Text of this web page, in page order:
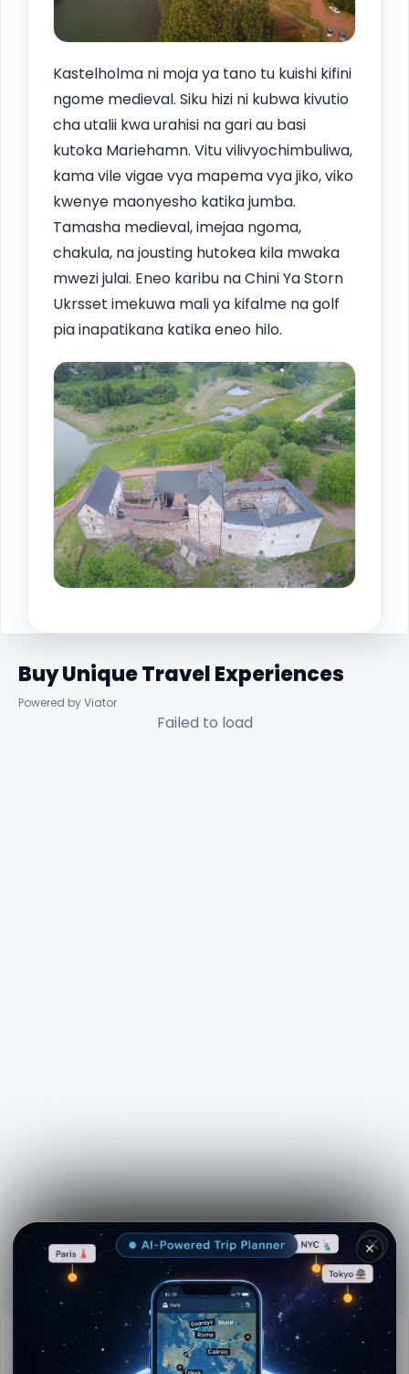
Kastelholma ni moja ya tano tu kuishi kifini
ngome medieval. Siku hizi ni kubwa kivutio
cha utalii kwa urahisi na gari au basi
kutoka Mariehamn. Vitu vilivyochimbuliwa,
kama vile vigae vya mapema vya jiko, viko
kwenye maonyesho katika jumba.
Tamasha medieval, imejaa ngoma,
chakula, na jousting hutokea kila mwaka
mwezi julai. Eneo karibu na Chini Ya Storn
Ukrsset imekuwa mali ya kifalme na golf
pia inapatikana katika eneo hilo.
Buy Unique Travel Experiences
Powered by Viator
Failed to load
See more on Viator.com
Taarifa muhimu
Wakati mzuri wa kutembelea:Majira ya joto (Jun-Aug)
✕